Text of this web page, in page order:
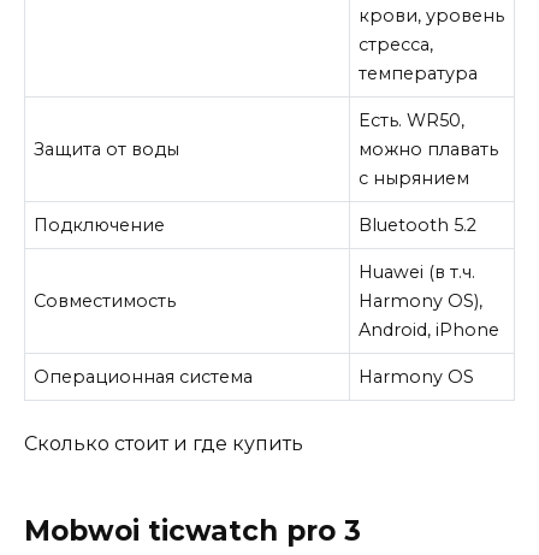
крови, уровень
стресса,
температура
Защита от воды
Есть. WR50,
можно плавать
с нырянием
Подключение Bluetooth 5.2
Совместимость
Huawei (в т.ч.
Harmony OS),
Android, iPhone
Операционная система Harmony OS
Сколько стоит и где купить
Mobwoi ticwatch pro 3